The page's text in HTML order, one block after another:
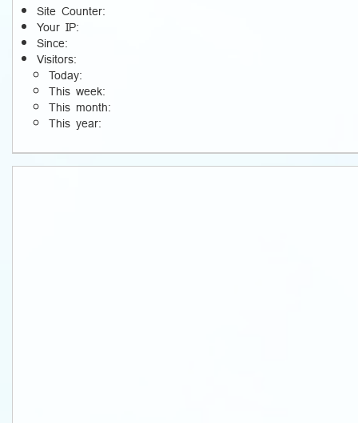
Site Counter:
Your IP:
Since:
Visitors:
Today:
This week:
This month:
This year: